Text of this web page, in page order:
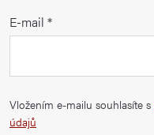
E-mail
Vložením e-mailu souhlasíte s
údajů